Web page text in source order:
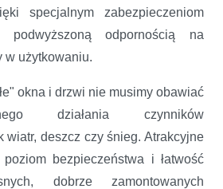
specjalnym zabezpieczeniom
podwyższoną odpornością na
w użytkowaniu.
okna i drzwi nie musimy obawiać
działania czynników
wiatr, deszcz czy śnieg. Atrakcyjne
bezpieczeństwa i łatwość
dobrze zamontowanych